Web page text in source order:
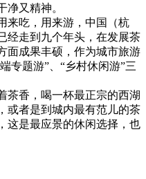
净又精神。
吃，用来游，中国（杭
经走到九个年头，在发展茶
面成果丰硕，作为城市旅游
专题游”、“乡村休闲游”三
香，喝一杯最正宗的西湖
或者是到城内最有范儿的茶
这是最应景的休闲选择，也